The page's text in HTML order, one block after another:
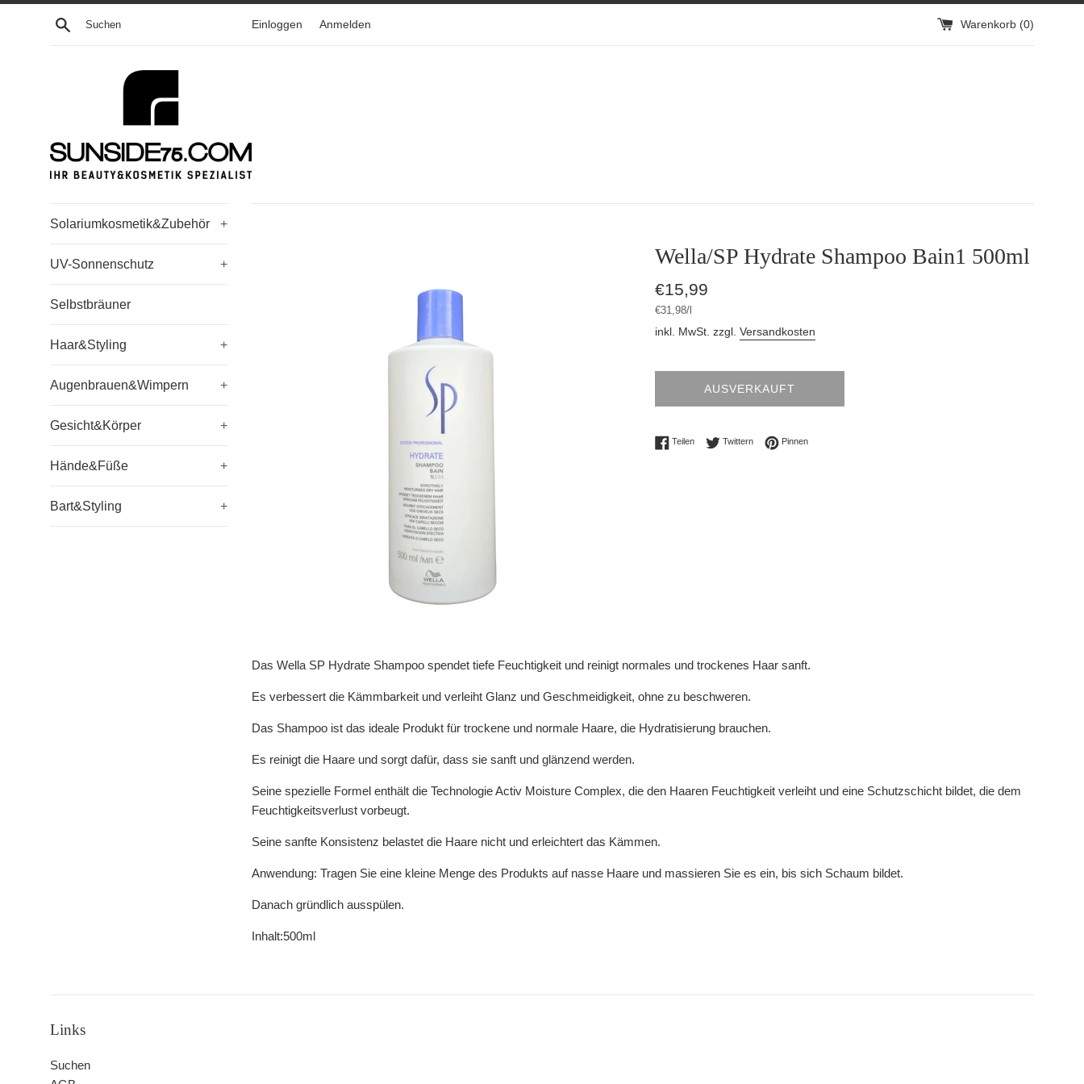
Direkt
Suchen Einloggen Anmelden Warenkorb (0)
Solariumkosmetik&Zubehör +
UV-Sonnenschutz +
Selbstbräuner
Haar&Styling +
Augenbrauen&Wimpern +
Gesicht&Körper +
Hände&Füße +
Bart&Styling +
Wella/SP Hydrate Shampoo Bain1 500ml
Normaler
Preis
€15,99
Stückpreis
€31,98/pro
inkl. MwSt. zzgl. Versandkosten
AUSVERKAUFT
TeilenAuf Facebook teilen
TwitternAuf Twitter twittern
PinnenAuf Pinterest pinnen
Das Wella SP Hydrate Shampoo spendet tiefe Feuchtigkeit und reinigt normales und trockenes Haar sanft.
Es verbessert die Kämmbarkeit und verleiht Glanz und Geschmeidigkeit, ohne zu beschweren.
Das Shampoo ist das ideale Produkt für trockene und normale Haare, die Hydratisierung brauchen.
Es reinigt die Haare und sorgt dafür, dass sie sanft und glänzend werden.
Seine spezielle Formel enthält die Technologie Activ Moisture Complex, die den Haaren Feuchtigkeit verleiht und eine Schutzschicht bildet, die dem
Feuchtigkeitsverlust vorbeugt.
Seine sanfte Konsistenz belastet die Haare nicht und erleichtert das Kämmen.
Anwendung: Tragen Sie eine kleine Menge des Produkts auf nasse Haare und massieren Sie es ein, bis sich Schaum bildet.
Danach gründlich ausspülen.
Inhalt:500ml
Links
Suchen